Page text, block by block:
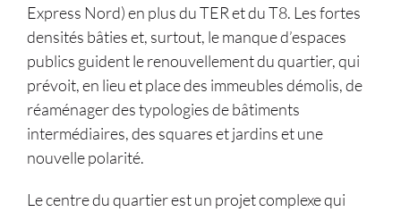
Express Nord) en plus du TER et du T8. Les fortes
densités bâties et, surtout, le manque d’espaces
publics guident le renouvellement du quartier, qui
prévoit, en lieu et place des immeubles démolis, de
réaménager des typologies de bâtiments
intermédiaires, des squares et jardins et une
nouvelle polarité.
Le centre du quartier est un projet complexe qui